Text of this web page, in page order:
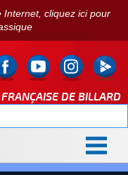
Internet, cliquez ici pour
DE BILLARD